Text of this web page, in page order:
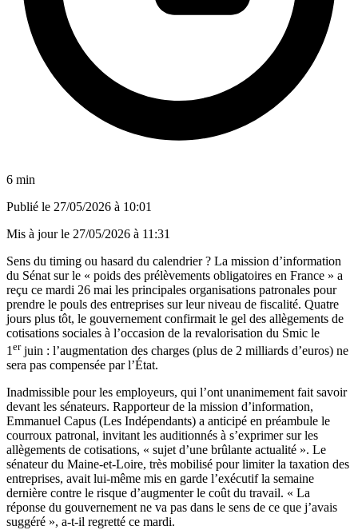
6 min
Publié le 27/05/2026 à 10:01
Mis à jour le 27/05/2026 à 11:31
Sens du timing ou hasard du calendrier ? La mission d’information
du Sénat sur le « poids des prélèvements obligatoires en France » a
reçu ce mardi 26 mai les principales organisations patronales pour
prendre le pouls des entreprises sur leur niveau de fiscalité. Quatre
jours plus tôt, le gouvernement confirmait le gel des allègements de
cotisations sociales à l’occasion de la revalorisation du Smic le
1 erjuin : l’augmentation des charges (plus de 2 milliards d’euros) ne
sera pas compensée par l’État.
Inadmissible pour les employeurs, qui l’ont unanimement fait savoir
devant les sénateurs. Rapporteur de la mission d’information,
Emmanuel Capus (Les Indépendants) a anticipé en préambule le
courroux patronal, invitant les auditionnés à s’exprimer sur les
allègements de cotisations, « sujet d’une brûlante actualité ». Le
sénateur du Maine-et-Loire, très mobilisé pour limiter la taxation des
entreprises, avait lui-même mis en garde l’exécutif la semaine
dernière contre le risque d’augmenter le coût du travail. « La
réponse du gouvernement ne va pas dans le sens de ce que j’avais
suggéré », a-t-il regretté ce mardi.